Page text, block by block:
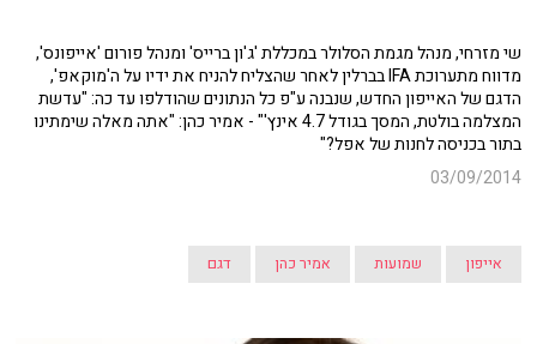
שי מזרחי, מנהל מגמת הסלולר במכללת 'ג'ון ברייס' ומנהל פורום 'אייפונס',
מדווח מתערוכת IFA בברלין לאחר שהצליח להניח את ידיו על ה'מוקאפ',
הדגם של האייפון החדש, שנבנה ע"פ כל הנתונים שהודלפו עד כה: "עדשת
המצלמה בולטת, המסך בגודל 4.7 אינץ'" - אמיר כהן: "אתה מאלה שימתינו
בתור בכניסה לחנות של אפל?"
03/09/2014
אייפון שמועות אמיר כהן דגם